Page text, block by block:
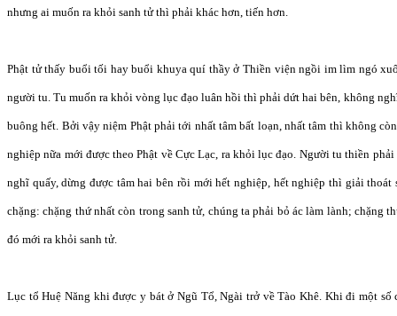
nhưng ai muốn ra khỏi sanh tử thì phải khác hơn, tiến hơn.
Phật tử thấy buổi tối hay buổi khuya quí thầy ở Thiền viện ngồi im lìm ngó
người tu. Tu muốn ra khỏi vòng lục đạo luân hồi thì phải dứt hai bên, không
buông hết. Bởi vậy niệm Phật phải tới nhất tâm bất loạn, nhất tâm thì không
nghiệp nữa mới được theo Phật về Cực Lạc, ra khỏi lục đạo. Người tu thiền
nghĩ quấy, dừng được tâm hai bên rồi mới hết nghiệp, hết nghiệp thì giải
chặng: chặng thứ nhất còn trong sanh tử, chúng ta phải bỏ ác làm lành; chặng
đó mới ra khỏi sanh tử.
Lục tổ Huệ Năng khi được y bát ở Ngũ Tổ, Ngài trở về Tào Khê. Khi đi một